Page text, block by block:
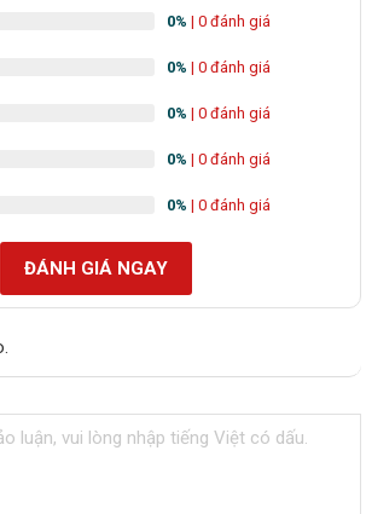
0% | 0 đánh giá
0% | 0 đánh giá
0% | 0 đánh giá
0% | 0 đánh giá
0% | 0 đánh giá
ĐÁNH GIÁ NGAY